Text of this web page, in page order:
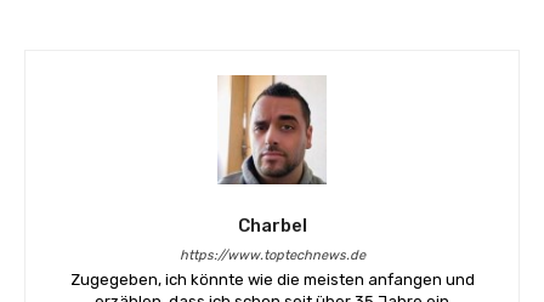
Charbel
https://www.toptechnews.de
Zugegeben, ich könnte wie die meisten anfangen und